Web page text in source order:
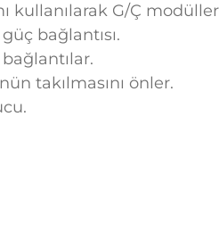
kullanılarak G/Ç
bağlantısı.
takılmasını önler.